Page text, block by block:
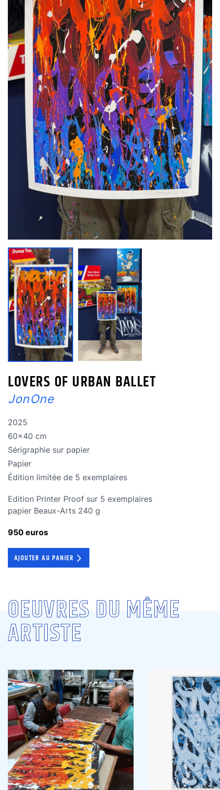
LOVERS OF URBAN BALLET
JonOne
Année de réalisation
2025
Dimensions
60x40 cm
Technique
Sérigraphie sur papier
Technique
Papier
édition limitée
Édition limitée de 5 exemplaires
Edition Printer Proof sur 5 exemplaires
papier Beaux-Arts 240 g
950 euros
AJOUTER AU PANIER
OEUVRES DU MÊME
ARTISTE